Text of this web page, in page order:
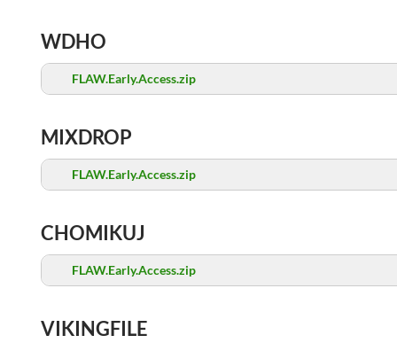
WDHO
FLAW.Early.Access.zip
MIXDROP
FLAW.Early.Access.zip
CHOMIKUJ
FLAW.Early.Access.zip
VIKINGFILE